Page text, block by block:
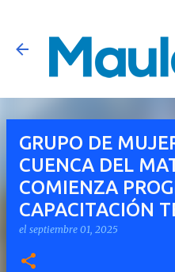
Ir al
GRUPO DE
CUENCA DEL
COMIENZA
CAPACITACIÓN
el septiembre 01, 2025